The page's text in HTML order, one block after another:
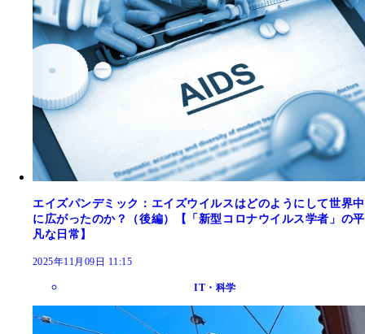
エイズパンデミック：エイズウイルスはどのようにして世界中
に広がったのか？（後編）【「新型コロナウイルス学者」の平
凡な日常】
2025年11月09日 11:15
IT・科学